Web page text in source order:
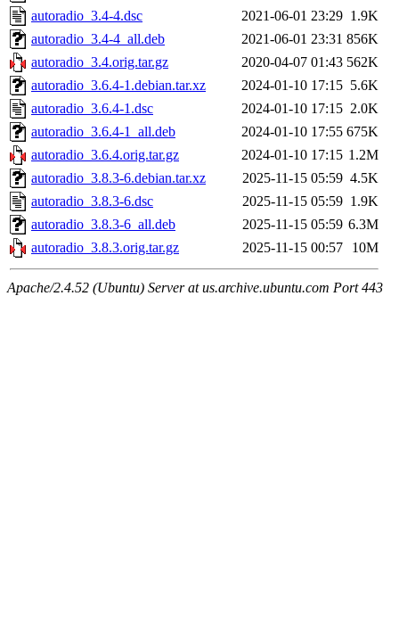
autoradio_3.4-4.dsc
2021-06-01 23:29 1.9K
autoradio_3.4-4_all.deb
2021-06-01 23:31 856K
autoradio_3.4.orig.tar.gz
2020-04-07 01:43 562K
autoradio_3.6.4-1.debian.tar.xz
2024-01-10 17:15 5.6K
autoradio_3.6.4-1.dsc
2024-01-10 17:15 2.0K
autoradio_3.6.4-1_all.deb
2024-01-10 17:55 675K
autoradio_3.6.4.orig.tar.gz
2024-01-10 17:15 1.2M
autoradio_3.8.3-6.debian.tar.xz
2025-11-15 05:59 4.5K
autoradio_3.8.3-6.dsc
2025-11-15 05:59 1.9K
autoradio_3.8.3-6_all.deb
2025-11-15 05:59 6.3M
autoradio_3.8.3.orig.tar.gz
2025-11-15 00:57 10M
Apache/2.4.52 (Ubuntu) Server at us.archive.ubuntu.com Port 443